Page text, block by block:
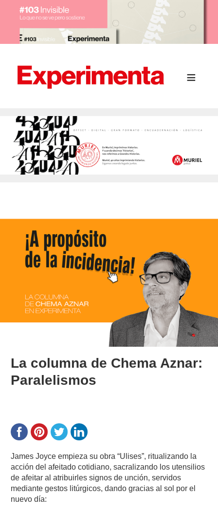
La columna de Chema Aznar:
Paralelismos
James Joyce empieza su obra “Ulises”, ritualizando la
acción del afeitado cotidiano, sacralizando los utensilios
de afeitar al atribuirles signos de unción, servidos
mediante gestos litúrgicos, dando gracias al sol por el
nuevo día: